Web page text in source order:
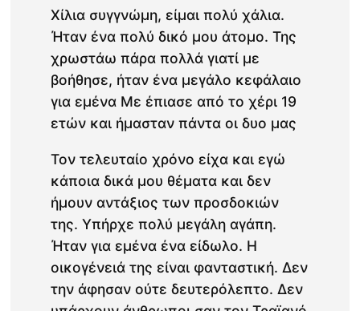
Χίλια συγγνώμη, είμαι πολύ χάλια.
Ήταν ένα πολύ δικό μου άτομο. Της
χρωστάω πάρα πολλά γιατί με
βοήθησε, ήταν ένα μεγάλο κεφάλαιο
για εμένα Με έπιασε από το χέρι 19
ετών και ήμασταν πάντα οι δυο μας
Τον τελευταίο χρόνο είχα και εγώ
κάποια δικά μου θέματα και δεν
ήμουν αντάξιος των προσδοκιών
της. Υπήρχε πολύ μεγάλη αγάπη.
Ήταν για εμένα ένα είδωλο. Η
οικογένειά της είναι φανταστική. Δεν
την άφησαν ούτε δευτερόλεπτο. Δεν